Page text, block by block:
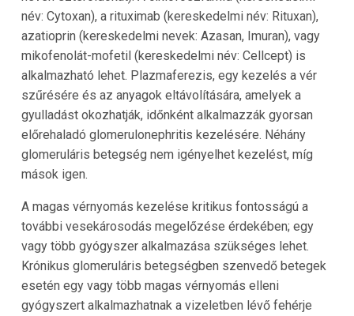
név: Cytoxan), a rituximab (kereskedelmi név: Rituxan),
azatioprin (kereskedelmi nevek: Azasan, Imuran), vagy
mikofenolát-mofetil (kereskedelmi név: Cellcept) is
alkalmazható lehet. Plazmaferezis, egy kezelés a vér
szűrésére és az anyagok eltávolítására, amelyek a
gyulladást okozhatják, időnként alkalmazzák gyorsan
előrehaladó glomerulonephritis kezelésére. Néhány
glomeruláris betegség nem igényelhet kezelést, míg
mások igen.
A magas vérnyomás kezelése kritikus fontosságú a
további vesekárosodás megelőzése érdekében; egy
vagy több gyógyszer alkalmazása szükséges lehet.
Krónikus glomeruláris betegségben szenvedő betegek
esetén egy vagy több magas vérnyomás elleni
gyógyszert alkalmazhatnak a vizeletben lévő fehérje